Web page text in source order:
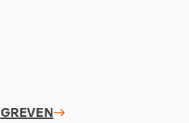
GREVEN